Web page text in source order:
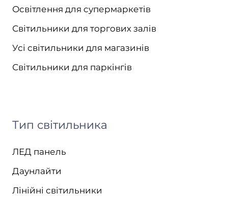
Освітлення для супермаркетів
Світильники для торгових залів
Усі світильники для магазинів
Світильники для паркінгів
Тип світильника
ЛЕД панель
Даунлайти
Лінійні світильники